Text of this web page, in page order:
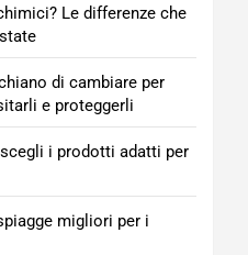
Le differenze che
di cambiare per
e proteggerli
i prodotti adatti per
migliori per i